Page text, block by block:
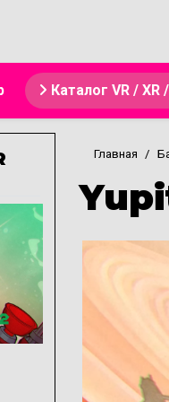
учётной
Каталог VR / XR
Главная